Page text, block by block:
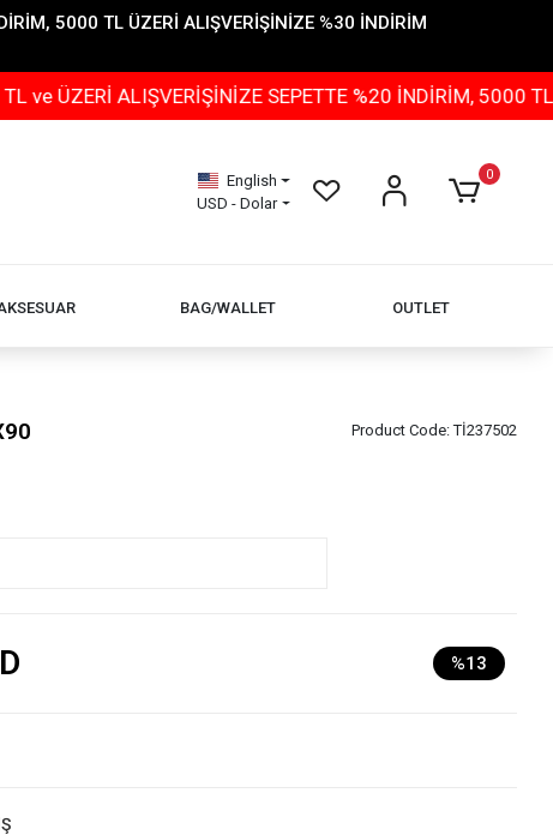
5000 TL ÜZERİ ALIŞVERİŞİNİZE %30 İNDİRİM
ALIŞVERİŞİNİZE SEPETTE %20 İNDİRİM, 5000 TL ÜZERİ
English
USD - Dolar
0
BAG/WALLET OUTLET
Product Code:Tİ237502
%13